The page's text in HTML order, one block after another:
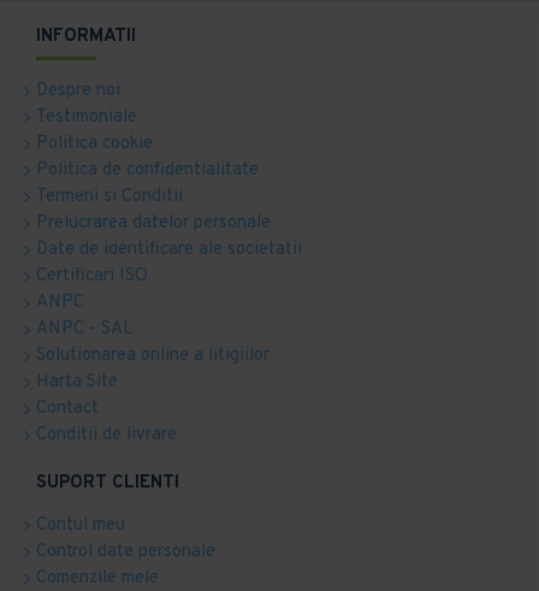
INFORMATII
Despre noi
Testimoniale
Politica cookie
Politica de confidentialitate
Termeni si Conditii
Prelucrarea datelor personale
Date de identificare ale societatii
Certificari ISO
ANPC
ANPC - SAL
Solutionarea online a litigiilor
Harta Site
Contact
Conditii de livrare
SUPORT CLIENTI
Contul meu
Control date personale
Comenzile mele